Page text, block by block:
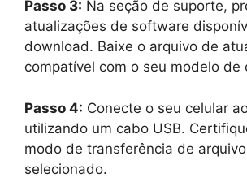
Passo 3: Na seção de suporte,
atualizações de software
download. Baixe o arquivo de
compatível com o seu modelo de
Passo 4: Conecte o seu celular
utilizando um cabo USB.
modo de transferência de
selecionado.